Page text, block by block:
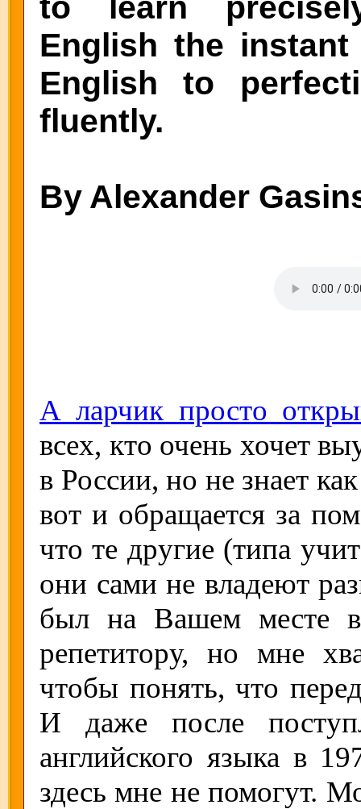
English the
English to
fluently.
By Alexander
А ларчик просто
всех, кто очень хочет
в России, но не знает
вот и обращается за
что те другие (типа
они сами не владеют
был на Вашем месте
репетитору, но мне
чтобы понять, что
И даже после
английского языка в
здесь мне не помогут.